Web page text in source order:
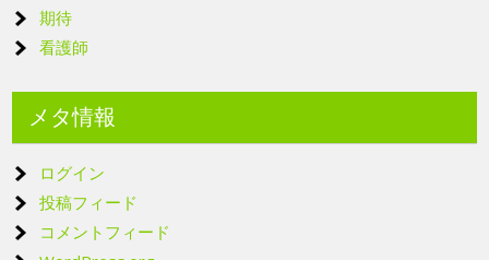
期待
看護師
メタ情報
ログイン
投稿フィード
コメントフィード